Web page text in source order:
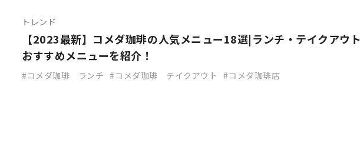
トレンド
【2023最新】コメダ珈琲の人気メニュー18選|ランチ・テイクアウ
おすすめメニューを紹介！
コメダ珈琲 ランチ コメダ珈琲 テイクアウト コメダ珈琲店